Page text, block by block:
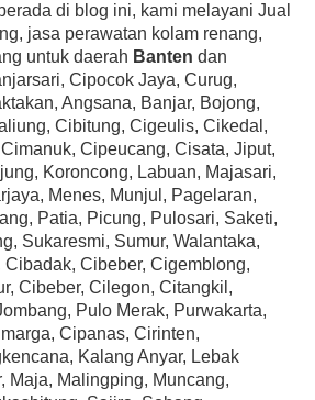
di blog ini, kami melayani Jual
jasa perawatan kolam renang,
untuk daerah Banten dan
Cipocok Jaya, Curug,
Angsana, Banjar, Bojong,
Cibitung, Cigeulis, Cikedal,
Cipeucang, Cisata, Jiput,
Koroncong, Labuan, Majasari,
Menes, Munjul, Pagelaran,
Patia, Picung, Pulosari, Saketi,
Sukaresmi, Sumur, Walantaka,
Cibeber, Cigemblong,
Cibeber, Cilegon, Citangkil,
Pulo Merak, Purwakarta,
Cipanas, Cirinten,
Kalang Anyar, Lebak
Maja, Malingping, Muncang,